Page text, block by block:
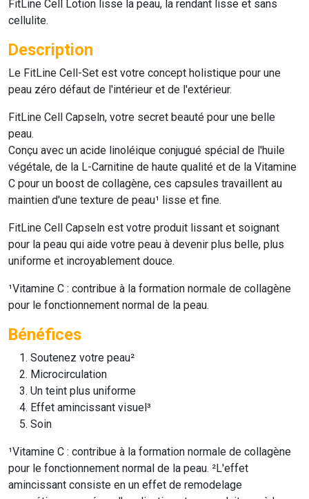
FitLine Cell Lotion lisse la peau, la rendant lisse et sans
cellulite.
Description
Le FitLine Cell-Set est votre concept holistique pour une
peau zéro défaut de l'intérieur et de l'extérieur.
FitLine Cell Capseln, votre secret beauté pour une belle
peau.
Conçu avec un acide linoléique conjugué spécial de l'huile
végétale, de la L-Carnitine de haute qualité et de la Vitamine
C pour un boost de collagène, ces capsules travaillent au
maintien d'une texture de peau¹ lisse et fine.
FitLine Cell Capseln est votre produit lissant et soignant
pour la peau qui aide votre peau à devenir plus belle, plus
uniforme et incroyablement douce.
¹Vitamine C : contribue à la formation normale de collagène
pour le fonctionnement normal de la peau.
Bénéfices
Soutenez votre peau²
Microcirculation
Un teint plus uniforme
Effet amincissant visuel³
Soin
¹Vitamine C : contribue à la formation normale de collagène
pour le fonctionnement normal de la peau. ²L'effet
amincissant consiste en un effet de remodelage